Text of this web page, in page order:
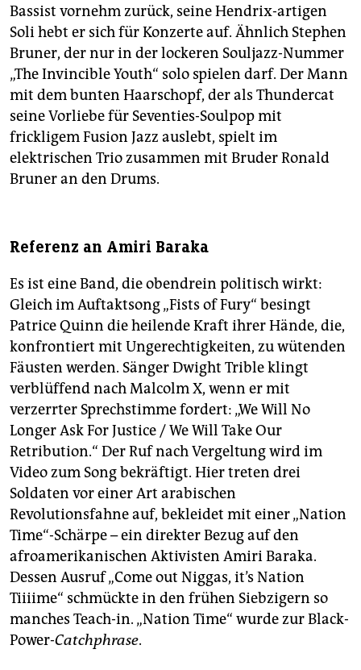
Bassist vornehm zurück, seine Hendrix-artigen
Soli hebt er sich für Konzerte auf. Ähnlich Stephen
Bruner, der nur in der lockeren Souljazz-Nummer
„The Invincible Youth“ solo spielen darf. Der Mann
mit dem bunten Haarschopf, der als Thundercat
seine Vorliebe für Seventies-Soulpop mit
frickligem Fusion Jazz auslebt, spielt im
elektrischen Trio zusammen mit Bruder Ronald
Bruner an den Drums.
Referenz an Amiri Baraka
Es ist eine Band, die obendrein politisch wirkt:
Gleich im Auftaktsong „Fists of Fury“ besingt
Patrice Quinn die heilende Kraft ihrer Hände, die,
konfrontiert mit Ungerechtigkeiten, zu wütenden
Fäusten werden. Sänger Dwight Trible klingt
verblüffend nach Malcolm X, wenn er mit
verzerrter Sprechstimme fordert: „We Will No
Longer Ask For Justice / We Will Take Our
Retribution.“ Der Ruf nach Vergeltung wird im
Video zum Song bekräftigt. Hier treten drei
Soldaten vor einer Art arabischen
Revolutionsfahne auf, bekleidet mit einer „Nation
Time“-Schärpe – ein direkter Bezug auf den
afroamerikanischen Aktivisten Amiri Baraka.
Dessen Ausruf „Come out Niggas, it’s Nation
Tiiiime“ schmückte in den frühen Siebzigern so
manches Teach-in. „Nation Time“ wurde zur Black-
Power-Catchphrase.